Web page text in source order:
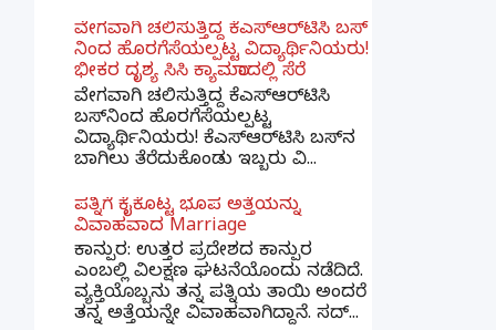
ವೇಗವಾಗಿ ಚಲಿಸುತ್ತಿದ್ದ ಕೆಎಸ್​ಆರ್​ಟಿಸಿ ಬಸ್​
ನಿಂದ ಹೊರಗೆಸೆಯಲ್ಪಟ್ಟ ವಿದ್ಯಾರ್ಥಿನಿಯರು!
ಭೀಕರ ದೃಶ್ಯ ಸಿಸಿ ಕ್ಯಾಮರಾದಲ್ಲಿ ಸೆರೆ
ವೇಗವಾಗಿ ಚಲಿಸುತ್ತಿದ್ದ ಕೆಎಸ್‌ಆರ್‌ಟಿಸಿ
ಬಸ್‌ನಿಂದ ಹೊರಗೆಸೆಯಲ್ಪಟ್ಟ
ವಿದ್ಯಾರ್ಥಿನಿಯರು! ಕೆಎಸ್‌ಆರ್‌ಟಿಸಿ ಬಸ್‌ನ
ಬಾಗಿಲು ತೆರೆದುಕೊಂಡು ಇಬ್ಬರು ವಿ...
ಪತ್ನಿಗೆ ಕೈಕೊಟ್ಟ ಭೂಪ ಅತ್ತೆಯನ್ನು
ವಿವಾಹವಾದ Marriage
ಕಾನ್ಪುರ: ಉತ್ತರ ಪ್ರದೇಶದ ಕಾನ್ಪುರ
ಎಂಬಲ್ಲಿ ವಿಲಕ್ಷಣ ಘಟನೆಯೊಂದು ನಡೆದಿದೆ.
ವ್ಯಕ್ತಿಯೊಬ್ಬನು ತನ್ನ ಪತ್ನಿಯ ತಾಯಿ ಅಂದರೆ
ತನ್ನ ಅತ್ತೆಯನ್ನೇ ವಿವಾಹವಾಗಿದ್ದಾನೆ. ಸದ್...